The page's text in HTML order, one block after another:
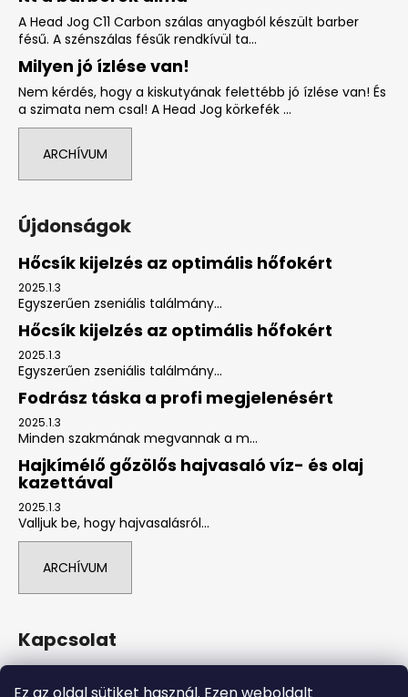
A Head Jog C11 Carbon szálas anyagból készült barber
fésű. A szénszálas fésűk rendkívül ta...
Milyen jó ízlése van!
Nem kérdés, hogy a kiskutyának felettébb jó ízlése van! És
a szimata nem csal! A Head Jog körkefék ...
ARCHÍVUM
Újdonságok
Hőcsík kijelzés az optimális hőfokért
2025.1.3
Egyszerűen zseniális találmány...
Hőcsík kijelzés az optimális hőfokért
2025.1.3
Egyszerűen zseniális találmány...
Fodrász táska a profi megjelenésért
2025.1.3
Minden szakmának megvannak a m...
Hajkímélő gőzölős hajvasaló víz- és olaj
kazettával
2025.1.3
Valljuk be, hogy hajvasalásról...
ARCHÍVUM
Kapcsolat